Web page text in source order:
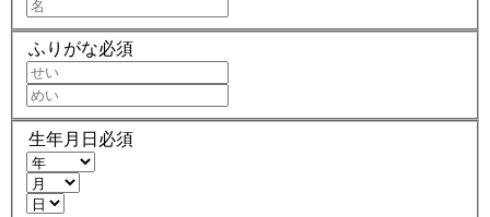
ふりがな必須
生年月日 必須